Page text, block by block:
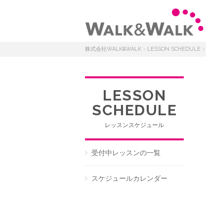
株式会社WALK&WALK > LESSON SCHEDULE >
LESSON
SCHEDULE
レッスンスケジュール
受付中レッスンの一覧
スケジュールカレンダー